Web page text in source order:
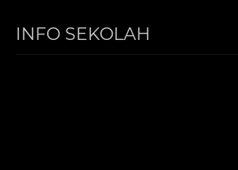
INFO SEKOLAH